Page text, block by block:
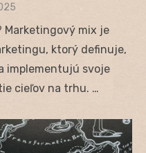
Marketingový mix je
ktorý definuje,
implementujú svoje
cieľov na trhu. …